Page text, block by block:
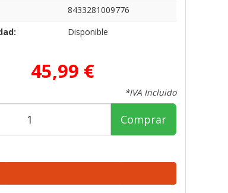
8433281009776
Disponible
45,99 €
*IVA Incluido
Comprar